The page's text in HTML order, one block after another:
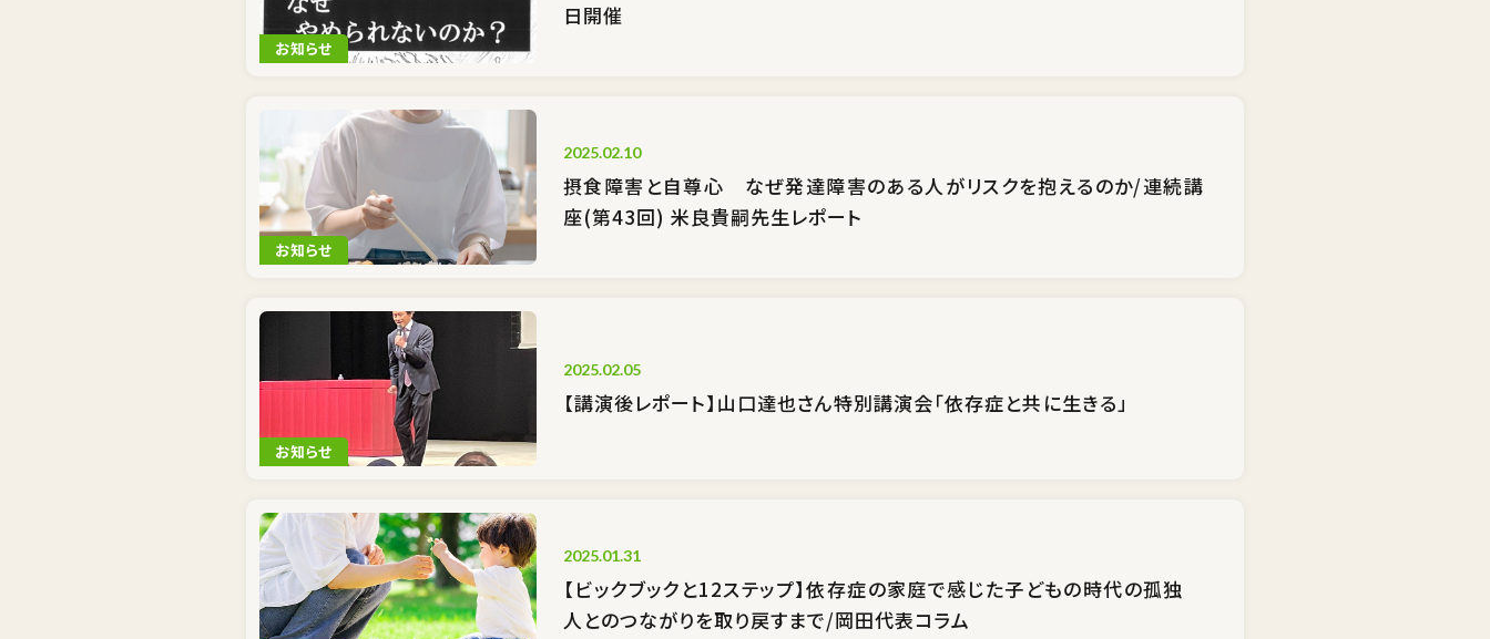
お知らせ
日開催
お知らせ
2025.02.10
摂食障害と自尊心 なぜ発達障害のある人がリスクを抱えるのか/連続講
座(第43回) 米良貴嗣先生レポート
お知らせ
2025.02.05
【講演後レポート】山口達也さん特別講演会「依存症と共に生きる」
2025.01.31
【ビックブックと12ステップ】依存症の家庭で感じた子どもの時代の孤独
人とのつながりを取り戻すまで/岡田代表コラム